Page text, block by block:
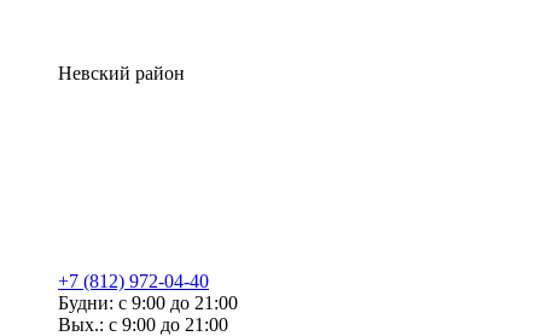
Невский район
+7 (812) 972-04-40
Будни: с 9:00 до 21:00
Вых.: с 9:00 до 21:00